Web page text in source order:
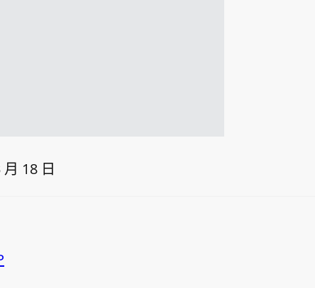
18 日